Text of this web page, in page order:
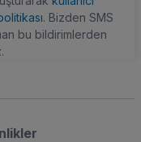
. Bizden SMS
bu bildirimlerden